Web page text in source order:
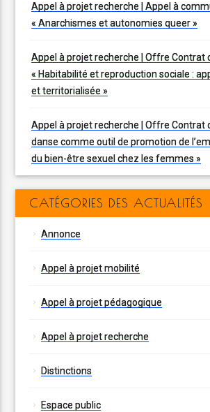
Appel à projet recherche | Appel à
« Anarchismes et autonomies queer »
Appel à projet recherche | Offre Contrat
« Habitabilité et reproduction sociale :
et territorialisée »
Appel à projet recherche | Offre Contrat
danse comme outil de promotion de
du bien-être sexuel chez les femmes »
CATÉGORIES DES ACTUALITÉS
Annonce
Appel à projet mobilité
Appel à projet pédagogique
Appel à projet recherche
Distinctions
Espace public